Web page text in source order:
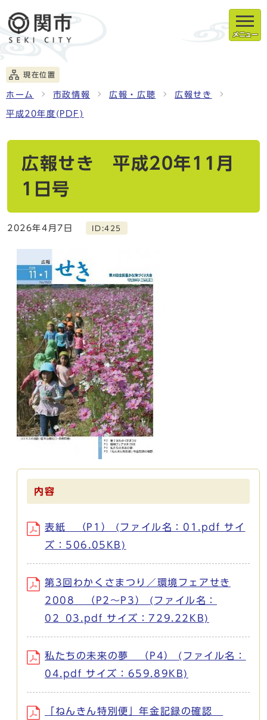
メニュー
現在位置
ホーム 市政情報 広報・広聴 広報せき
平成20年度(PDF)
広報せき 平成20年11月
1日号
2026年4月7日 ID:425
内容
表紙 （P1） (ファイル名：01.pdf サイ
ズ：506.05KB)
第3回わかくさまつり／環境フェアせき
2008 （P2～P3） (ファイル名：
02_03.pdf サイズ：729.22KB)
私たちの未来の夢 （P4） (ファイル名：
04.pdf サイズ：659.89KB)
「ねんきん特別便」年金記録の確認